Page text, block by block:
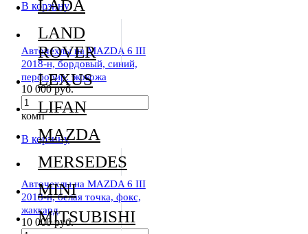
В корзину
Авточехлы на MAZDA 6 III
2018-н, бордовый, синий,
перфорир. экокожа
10 000 руб.
комп
В корзину
Авточехлы на MAZDA 6 III
2018-н, белая точка, фокс,
жаккард
10 000 руб.
LADA
LAND
ROVER
LEXUS
LIFAN
MAZDA
MERSEDES
MINI
MITSUBISHI